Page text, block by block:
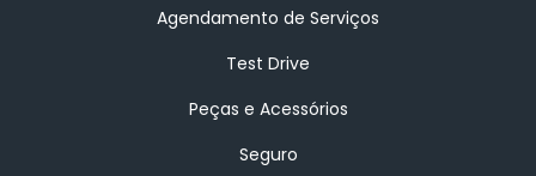
Agendamento de Serviços
Test Drive
Peças e Acessórios
Seguro